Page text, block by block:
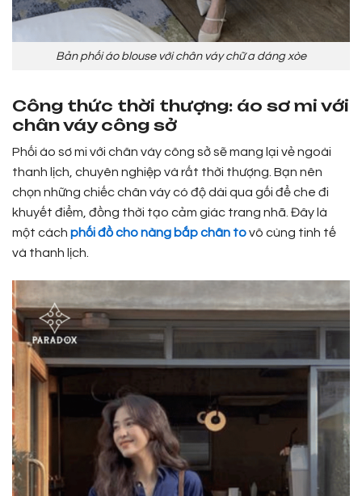
Bản phối áo blouse với chân váy chữ a dáng xòe
Công thức thời thượng: áo sơ mi với
chân váy công sở
Phối áo sơ mi với chân váy công sở sẽ mang lại vẻ ngoài
thanh lịch, chuyên nghiệp và rất thời thượng. Bạn nên
chọn những chiếc chân váy có độ dài qua gối để che đi
khuyết điểm, đồng thời tạo cảm giác trang nhã. Đây là
một cách phối đồ cho nàng bắp chân tovô cùng tinh tế
và thanh lịch.